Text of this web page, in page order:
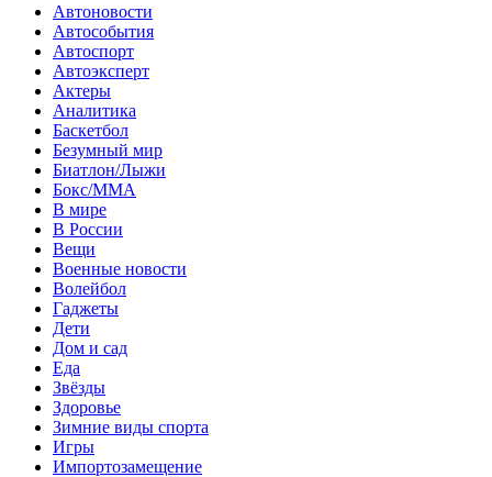
Автоновости
Автособытия
Автоспорт
Автоэксперт
Актеры
Аналитика
Баскетбол
Безумный мир
Биатлон/Лыжи
Бокс/MMA
В мире
В России
Вещи
Военные новости
Волейбол
Гаджеты
Дети
Дом и сад
Еда
Звёзды
Здоровье
Зимние виды спорта
Игры
Импортозамещение